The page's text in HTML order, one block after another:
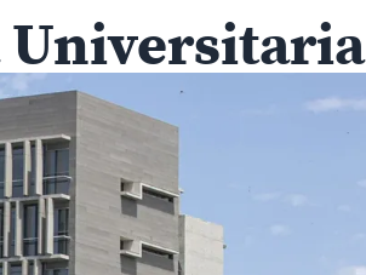
Universitaria